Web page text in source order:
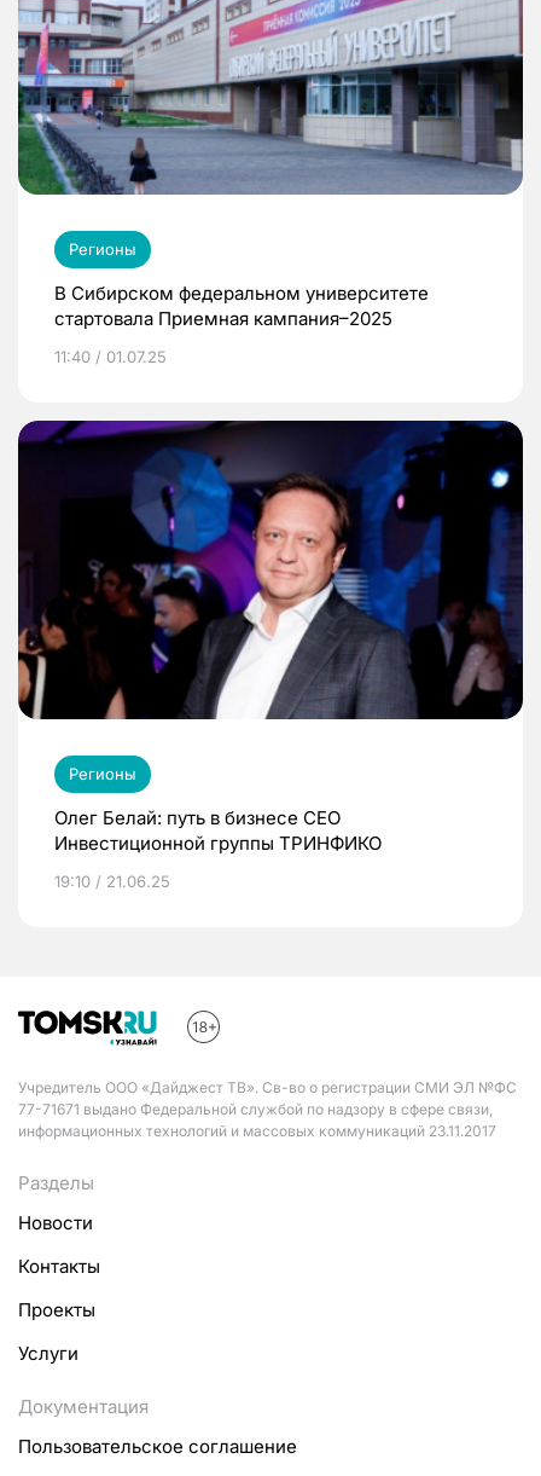
Регионы
В Сибирском федеральном университете
стартовала Приемная кампания–2025
11:40 / 01.07.25
Регионы
Олег Белай: путь в бизнесе CEO
Инвестиционной группы ТРИНФИКО
19:10 / 21.06.25
Учредитель ООО «Дайджест ТВ». Св-во о регистрации СМИ ЭЛ №ФС
77-71671 выдано Федеральной службой по надзору в сфере связи,
информационных технологий и массовых коммуникаций 23.11.2017
Разделы
Новости
Контакты
Проекты
Услуги
Документация
Пользовательское соглашение